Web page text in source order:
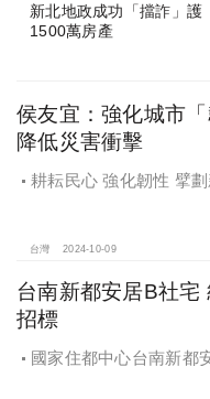
新北地政成功「擋詐」護
1500萬房產
侯友宜：強化城市「
降低災害衝擊
耕耘民心 強化韌性 擘
台灣 2024-10-09
台南新都安居B社宅
招標
國家住都中心台南新都